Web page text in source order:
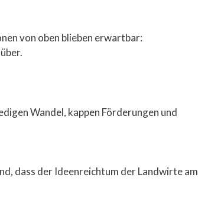
von oben blieben erwartbar:
Wandel, kappen Förderungen und
dass der Ideenreichtum der Landwirte am